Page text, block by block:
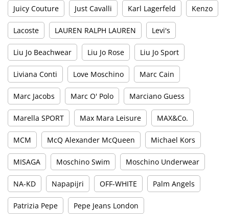
Juicy Couture Just Cavalli Karl Lagerfeld Kenzo
Lacoste LAUREN RALPH LAUREN Levi's
Liu Jo Beachwear Liu Jo Rose Liu Jo Sport
Liviana Conti Love Moschino Marc Cain
Marc Jacobs Marc O' Polo Marciano Guess
Marella SPORT Max Mara Leisure MAX&Co.
MCM McQ Alexander McQueen Michael Kors
MISAGA Moschino Swim Moschino Underwear
NA-KD Napapijri OFF-WHITE Palm Angels
Patrizia Pepe Pepe Jeans London